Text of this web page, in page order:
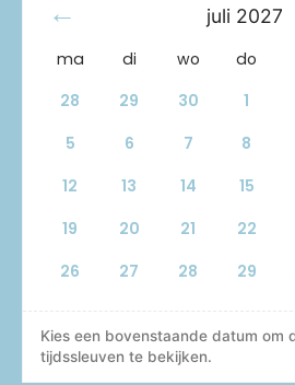
juli 2027
ma di wo do
28
29 30 1
5
6 7 8
12
13 14 15
19
20 21 22
26
27 28 29
Kies een bovenstaande datum om
tijdssleuven te bekijken.